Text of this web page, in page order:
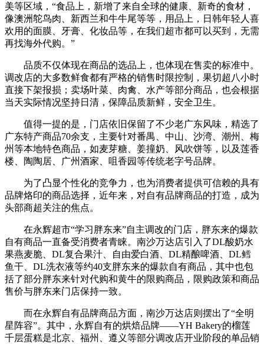
美等区域，“食品上，新增了来自全球的健康、新奇的食材，
像澳洲鸵鸟肉、新西兰和牛牛尾等等，用品上，日韩年轻人喜
欢用的面膜、牙膏、化妆品等，在我们超市都可以买到，无需
再找海外代购。”
品质不仅体现在商品的选品上，也体现在售卖的标准中。
调改店的大多数鲜食都有严格的销售时限控制，果切超八小时
直接下架报损；卖场叶菜、肉禽、水产等部分商品，也会根据
当天实际情况坚持日清，保障品质新鲜，安全卫生。
值得一提的是，门店依旧保留了不少老广东风味，精选了
广东特产商品70余支，主要针对番禺、中山、沙湾、潮州、梅
州等本地特色商品，如麦芽糖、姜撞奶、风吹饼等，以及莲香
楼、陶陶居、广州酒家、咀香园等传统老字号品牌。
为了凸显个性化的竞争力，也为消费者提供可信赖的具有
品牌烙印的商品选择，近年来，对自有品牌商品的打造，成为
头部商超关注的焦点。
在永辉超市“学习胖东来”自主调改的门店，胖东来的爆款
自有商品一直备受消费者青睐。南沙万达店引入了DL酸奶水
果燕麦脆、DL复合果汁、自由爱白酒、DL精酿啤酒、DL鳕
鱼干、DL洗衣液等约40支胖东来的爆款自有商品，其中也包
括了部分胖东来针对代购和黄牛的限购商品，限购政策和商品
售价与胖东来门店保持一致。
而在永辉自有品牌商品方面，南沙万达店则摆出了“全明
星阵容”。其中，永辉自有的烘焙品牌——YH Bakery的榴莲
千层蛋糕是北京、福州、遵义等部分调改店开业阶段的单品销